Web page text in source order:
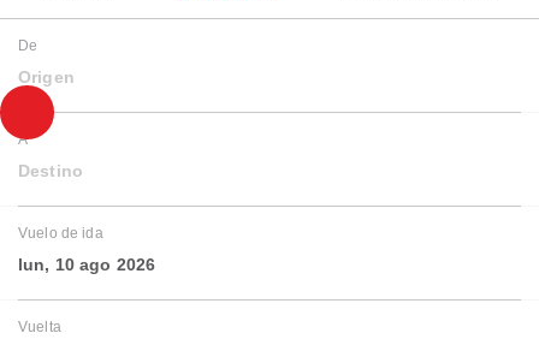
De
Origen
A
Destino
Vuelo de ida
lun, 10 ago 2026
Vuelta